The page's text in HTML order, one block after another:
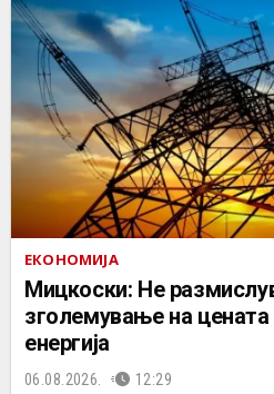
ЕКОНОМИЈА
Мицкоски: Не
зголемување на цената
енергија
06.08.2026. 12:29